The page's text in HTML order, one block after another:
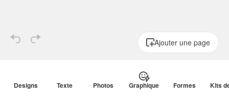
Ajouter une page
Amérique
Designs Texte Photos Graphique Formes Kits